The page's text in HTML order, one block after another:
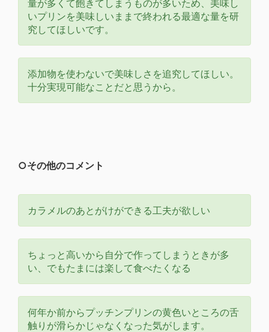
量が多くて飽きてしまうものが多いため、美味し
いプリンを美味しいままで終われる最適な量を研
究してほしいです。
添加物を使わないで美味しさを追究してほしい。
十分実現可能なことだと思うから。
○その他のコメント
カラメルのあとがけができる工夫が欲しい
ちょっと高いから自分で作ってしまうときが多
い、でもたまには楽して食べたくなる
何年か前からプッチンプリンの黄色いところの舌
触りが滑らかじゃなくなった気がします。